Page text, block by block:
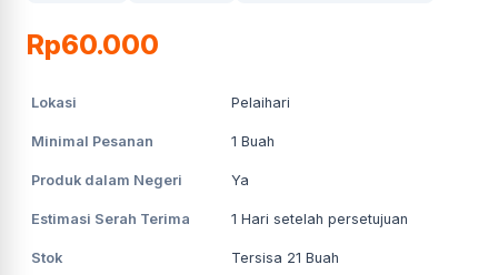
Rp60.000
Lokasi Pelaihari
Minimal Pesanan 1 Buah
Produk dalam Negeri Ya
Estimasi Serah Terima 1 Hari setelah persetujuan
Stok Tersisa 21 Buah